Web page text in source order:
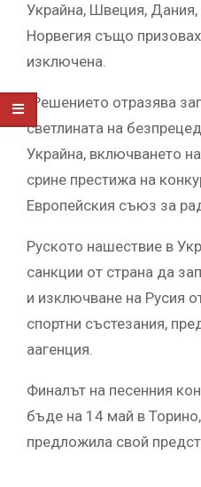
Украйна, Швеция,
Норвегия също
изключена.
„Решението отразява
светлината на
Украйна, включването
срине престижа на
Европейския съюз за
Руското нашествие в
санкции от страна да
и изключване на Русия
спортни състезания,
аагенция.
Финалът на песенния
бъде на 14 май в
предложила свой